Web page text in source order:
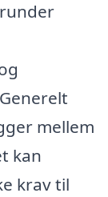
mellem
kan
krav til